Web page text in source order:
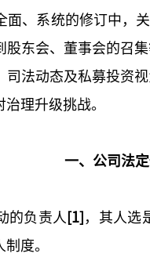
面、系统的修订中
东会、董事会的召
法动态及私募投资视
理升级挑战。
一、公司法
的负责人 [1] ，其人选
度。